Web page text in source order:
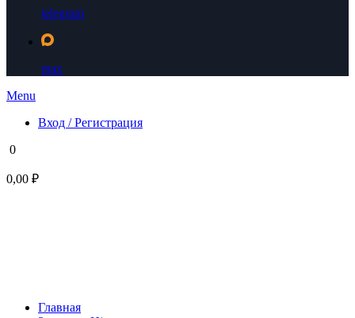
telegram
max
Menu
Вход / Регистрация
0
0,00 ₽
Главная